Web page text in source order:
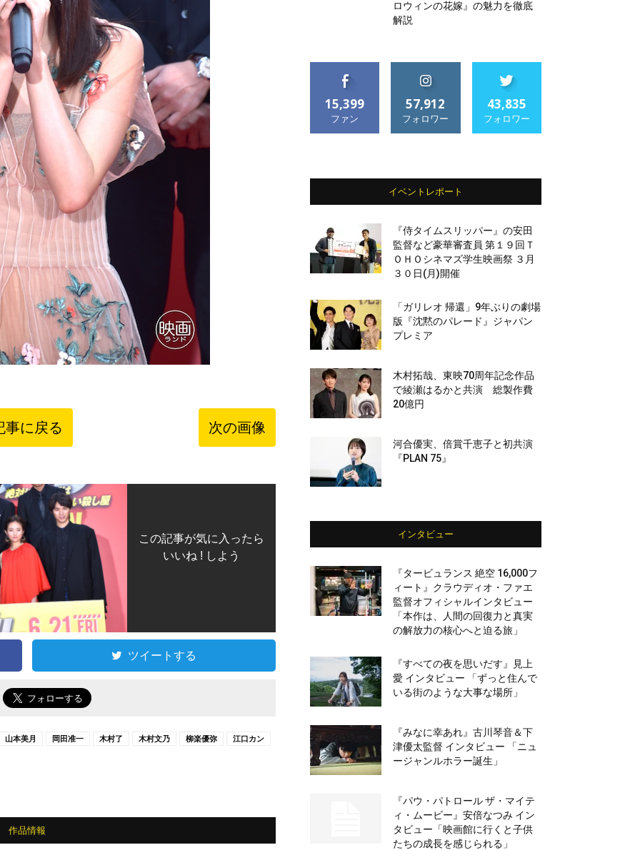
事に戻る 次の画像
この記事が気に入ったら
いいね ! しよう
ツイートする
山本美月 岡田准一 木村了 木村文乃 柳楽優弥 江口カン
作品情報
ロウィンの花嫁』の魅力を徹底
解説
15,399
ファン
57,912
フォロワー
43,835
フォロワー
イベントレポート
『侍タイムスリッパー』の安田
監督など豪華審査員 第１９回Ｔ
ＯＨＯシネマズ学生映画祭 ３月
３０日(月)開催
「ガリレオ 帰還」9年ぶりの劇場
版『沈黙のパレード』ジャパン
プレミア
木村拓哉、東映70周年記念作品
で綾瀬はるかと共演 総製作費
20億円
河合優実、倍賞千恵子と初共演
『PLAN 75』
インタビュー
『タービュランス 絶空 16,000フ
ィート』クラウディオ・ファエ
監督オフィシャルインタビュー
「本作は、人間の回復力と真実
の解放力の核心へと迫る旅」
『すべての夜を思いだす』見上
愛 インタビュー 「ずっと住んで
いる街のような大事な場所」
『みなに幸あれ』古川琴音＆下
津優太監督 インタビュー 「ニュ
ージャンルホラー誕生」
『パウ・パトロール ザ・マイテ
ィ・ムービー』安倍なつみ イン
タビュー「映画館に行くと子供
たちの成長を感じられる」